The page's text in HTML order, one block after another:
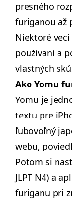
presného
furiganou až
Niektoré
používaní a
vlastných
Ako Yomu
Yomu je
textu pre
ľubovoľný
webu,
Potom si
JLPT N4) a
furiganu pri